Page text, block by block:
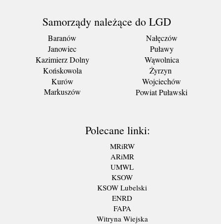
Samorządy należące do LGD
Baranów
Janowiec
Kazimierz Dolny
Końskowola
Kurów
Markuszów
Nałęczów
Puławy
Wąwolnica
Żyrzyn
Wojciechów
Powiat Puławski
Polecane linki:
MRiRW
ARiMR
UMWL
KSOW
KSOW Lubelski
ENRD
FAPA
Witryna Wiejska